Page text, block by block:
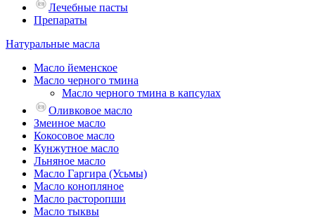
Лечебные пасты
Препараты
Натуральные масла
Масло йеменское
Масло черного тмина
Масло черного тмина в капсулах
Оливковое масло
Змеиное масло
Кокосовое масло
Кунжутное масло
Льняное масло
Масло Гаргира (Усьмы)
Масло конопляное
Масло расторопши
Масло тыквы